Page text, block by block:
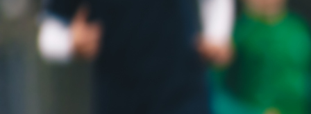
Redakcija
10:13, 31.08.2025